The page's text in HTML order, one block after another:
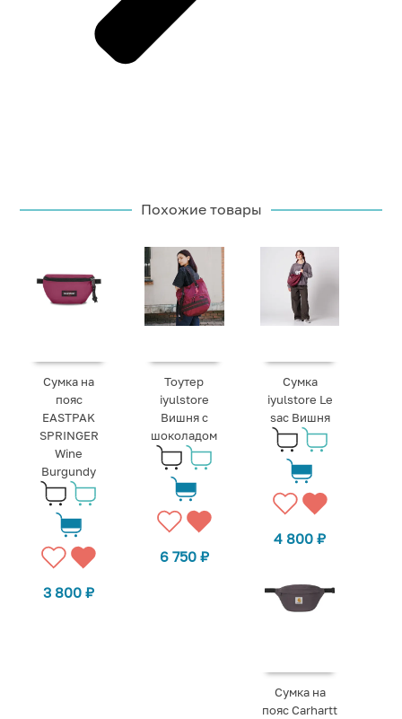
Похожие товары
Сумка на
пояс
EASTPAK
SPRINGER
Wine
Burgundy
3 800₽
Тоутер
iyulstore
Вишня с
шоколадом
6 750 ₽
Сумка
iyulstore Le
sac Вишня
4 800₽
Сумка на
пояс Carhartt